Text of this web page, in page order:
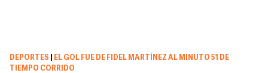
DEPORTES
EL GOL FUE DE FIDEL MARTÍNEZ AL MINUTO 51 DE
TIEMPO CORRIDO